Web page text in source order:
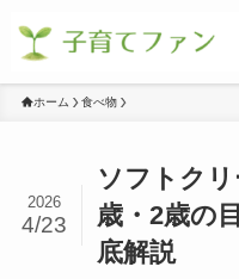
ホーム 食べ物
ソフトク
歳・2歳の
底解説
2026
4/23